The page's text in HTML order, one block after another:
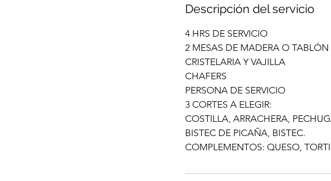
Descripción del servicio
4 HRS DE SERVICIO
2 MESAS DE MADERA O TABLÓN
CRISTELARIA Y VAJILLA
CHAFERS
PERSONA DE SERVICIO
3 CORTES A ELEGIR:
COSTILLA, ARRACHERA,
BISTEC DE PICAÑA, BISTEC.
COMPLEMENTOS: QUESO,